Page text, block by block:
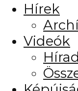
Hírek
Videók